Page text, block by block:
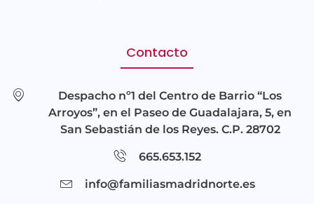
Contacto
Despacho nº1 del Centro de Barrio “Los
Arroyos”, en el Paseo de Guadalajara, 5, en
San Sebastián de los Reyes. C.P. 28702
665.653.152
info@familiasmadridnorte.es